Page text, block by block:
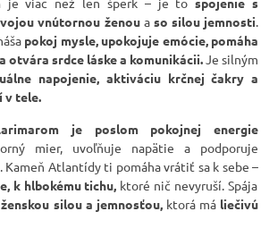
vnútornou ženouaso silou jemnosti.
pokoj mysle, upokojuje emócie, pomáha
otvára srdce láske a komunikácii.Je silným
napojenie, aktiváciu krčnej čakry a
v tele.
je poslom pokojnej energie
mier, uvoľňuje napätie a podporuje
Kameň Atlantídy ti pomáha vrátiť sa k sebe –
k hlbokému tichu, ktoré nič nevyruší. Spája
silou a jemnosťou,ktorá má liečivú